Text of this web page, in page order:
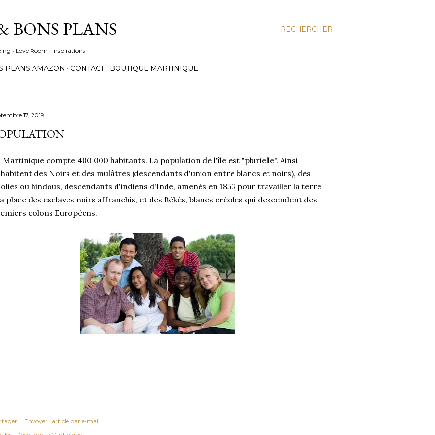
RECHERCHER
BONS PLANS
• Love Room • Inspirations
PLANS AMAZON CONTACT BOUTIQUE MARTINIQUE
17, 2019
Martinique compte 400 000 habitants. La population de l'île est "plurielle". Ainsi
des Noirs et des mulâtres (descendants d'union entre blancs et noirs), des
ou hindous, descendants d'indiens d'Inde, amenés en 1853 pour travailler la terre
place des esclaves noirs affranchis, et des Békés, blancs créoles qui descendent des
colons Européens.
Envoyer l'article par e-mail